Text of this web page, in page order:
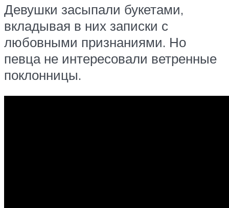
Девушки засыпали букетами,
вкладывая в них записки с
любовными признаниями. Но
певца не интересовали ветренные
поклонницы.